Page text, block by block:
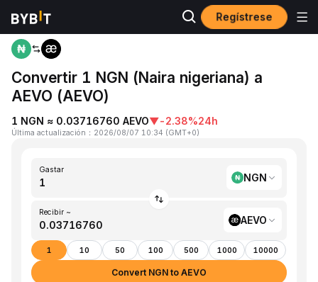
Regístrese
Inicio NGN to AEVO
Convertir 1 NGN (Naira nigeriana) a
AEVO (AEVO)
1 NGN ≈ 0.03716760 AEVO▼-2.38%24h
Última actualización ： 2026/08/07 10:34 (GMT+0)
Gastar
NGN
Recibir ~
AEVO
1 10 50 100 500 1000 10000
Convert NGN to AEVO